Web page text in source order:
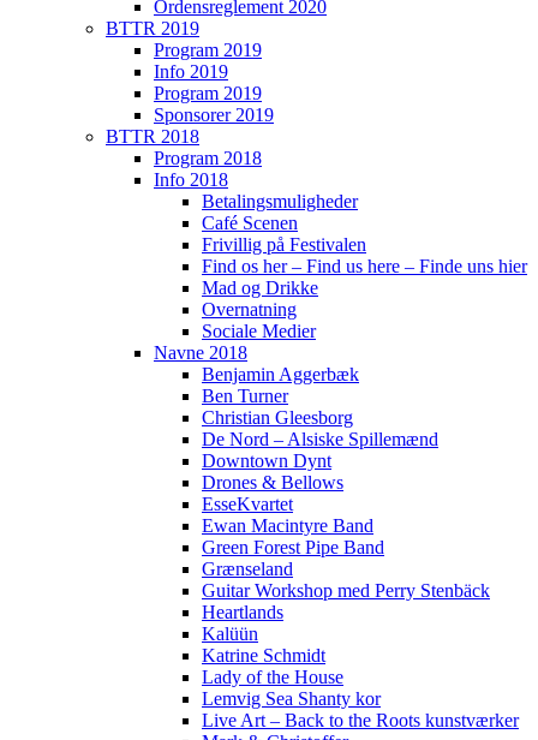
Ordensreglement 2020
BTTR 2019
Program 2019
Info 2019
Program 2019
Sponsorer 2019
BTTR 2018
Program 2018
Info 2018
Betalingsmuligheder
Café Scenen
Frivillig på Festivalen
Find os her – Find us here – Finde uns hier
Mad og Drikke
Overnatning
Sociale Medier
Navne 2018
Benjamin Aggerbæk
Ben Turner
Christian Gleesborg
De Nord – Alsiske Spillemænd
Downtown Dynt
Drones & Bellows
EsseKvartet
Ewan Macintyre Band
Green Forest Pipe Band
Grænseland
Guitar Workshop med Perry Stenbäck
Heartlands
Kalüün
Katrine Schmidt
Lady of the House
Lemvig Sea Shanty kor
Live Art – Back to the Roots kunstværker